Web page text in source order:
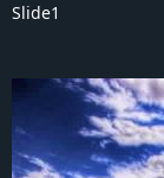
Slide1